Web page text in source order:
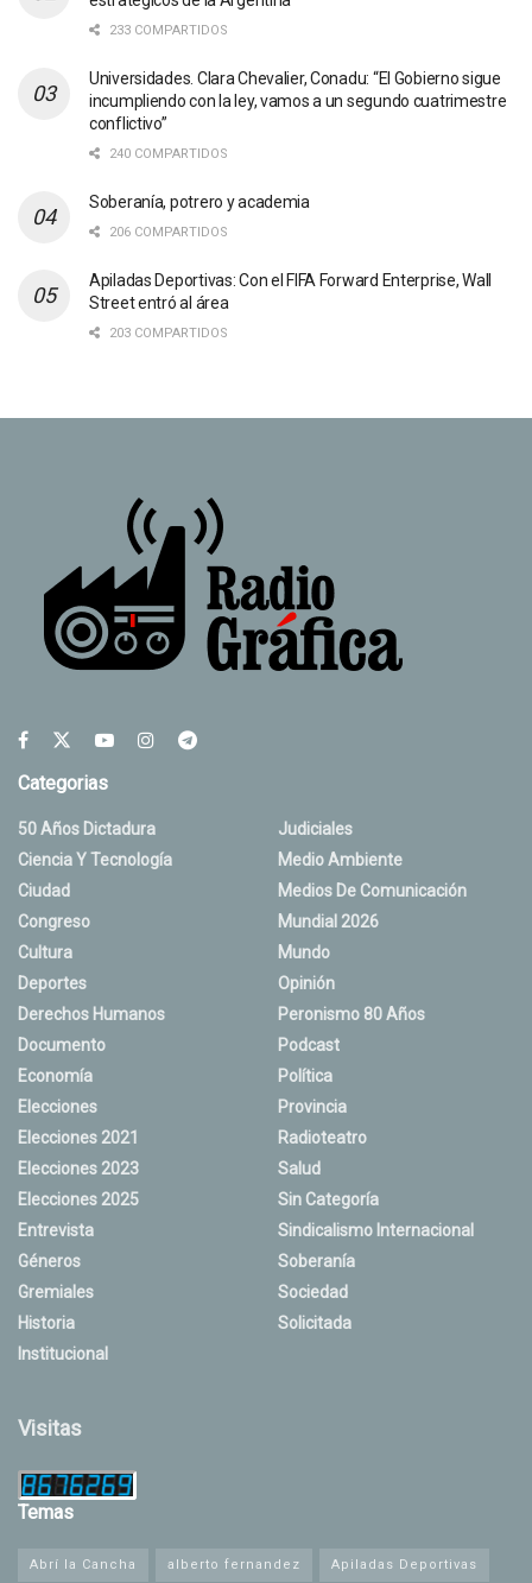
233 COMPARTIDOS
Universidades. Clara Chevalier, Conadu: “El Gobierno sigue
incumpliendo con la ley, vamos a un segundo cuatrimestre
conflictivo”
240 COMPARTIDOS
Soberanía, potrero y academia
206 COMPARTIDOS
Apiladas Deportivas: Con el FIFA Forward Enterprise, Wall
Street entró al área
203 COMPARTIDOS
Categorias
50 Años Dictadura
Ciencia Y Tecnología
Ciudad
Congreso
Cultura
Deportes
Derechos Humanos
Documento
Economía
Elecciones
Elecciones 2021
Elecciones 2023
Elecciones 2025
Entrevista
Géneros
Gremiales
Historia
Institucional
Judiciales
Medio Ambiente
Medios De Comunicación
Mundial 2026
Mundo
Opinión
Peronismo 80 Años
Podcast
Política
Provincia
Radioteatro
Salud
Sin Categoría
Sindicalismo Internacional
Soberanía
Sociedad
Solicitada
Visitas
Temas
Abrí la Cancha alberto fernandez Apiladas Deportivas